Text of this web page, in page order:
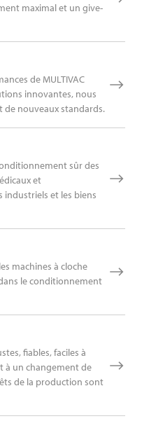
maximal et un give-
de MULTIVAC
innovantes, nous
de nouveaux standards.
sûr des
et
industriels et les biens
machines à cloche
le conditionnement
fiables, faciles à
à un changement de
de la production sont